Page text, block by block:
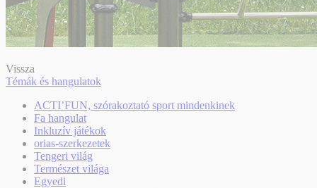
Vissza
Témák és hangulatok
ACTI’FUN, szórakoztató sport mindenkinek
Fa hangulat
Inkluzív játékok
orias-szerkezetek
Tengeri világ
Természet világa
Egyedi